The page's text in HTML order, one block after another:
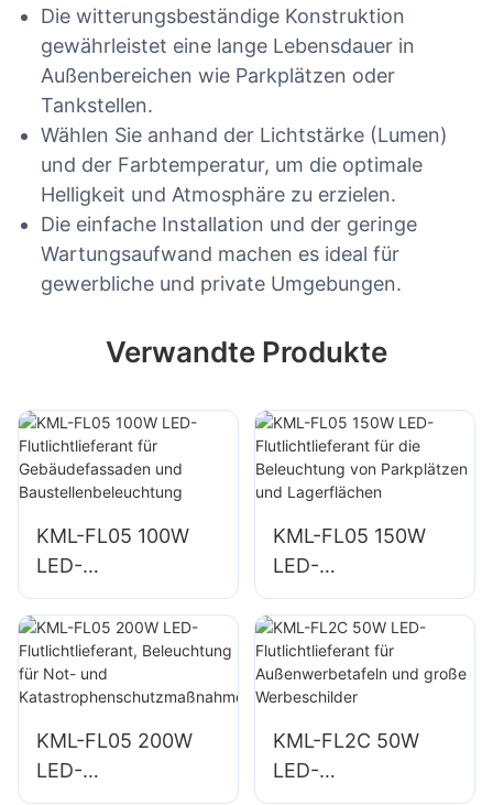
Die witterungsbeständige Konstruktion
gewährleistet eine lange Lebensdauer in
Außenbereichen wie Parkplätzen oder
Tankstellen.
Wählen Sie anhand der Lichtstärke (Lumen)
und der Farbtemperatur, um die optimale
Helligkeit und Atmosphäre zu erzielen.
Die einfache Installation und der geringe
Wartungsaufwand machen es ideal für
gewerbliche und private Umgebungen.
Verwandte Produkte
KML-FL05 100W
LED-
Flutlichtlieferant für
Gebäudefassaden
und
Baustellenbeleucht
KML-FL05 150W
LED-
Flutlichtlieferant für
die Beleuchtung
von Parkplätzen
und Lagerflächen
KML-FL05 200W
LED-
Flutlichtlieferant,
KML-FL2C 50W
LED-
Flutlichtlieferant für